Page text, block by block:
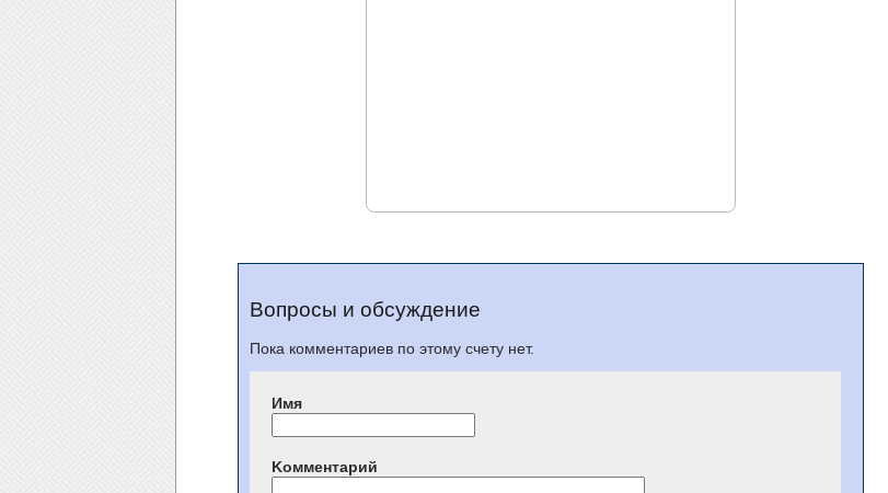
Вопросы и обсуждение
Пока комментариев по этому счету нет.
Имя
Kомментарий